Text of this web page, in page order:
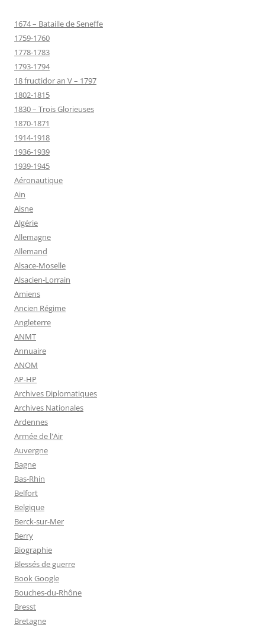
1674 – Bataille de Seneffe
1759-1760
1778-1783
1793-1794
18 fructidor an V – 1797
1802-1815
1830 – Trois Glorieuses
1870-1871
1914-1918
1936-1939
1939-1945
Aéronautique
Ain
Aisne
Algérie
Allemagne
Allemand
Alsace-Moselle
Alsacien-Lorrain
Amiens
Ancien Régime
Angleterre
ANMT
Annuaire
ANOM
AP-HP
Archives Diplomatiques
Archives Nationales
Ardennes
Armée de l'Air
Auvergne
Bagne
Bas-Rhin
Belfort
Belgique
Berck-sur-Mer
Berry
Biographie
Blessés de guerre
Book Google
Bouches-du-Rhône
Bresst
Bretagne